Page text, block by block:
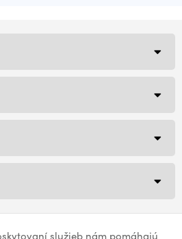
služieb nám pomáhajú